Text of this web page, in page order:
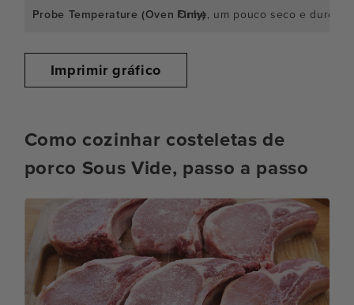
Firme, um pouco seco e duro,
Imprimir gráfico
Como cozinhar costeletas de
porco Sous Vide, passo a passo